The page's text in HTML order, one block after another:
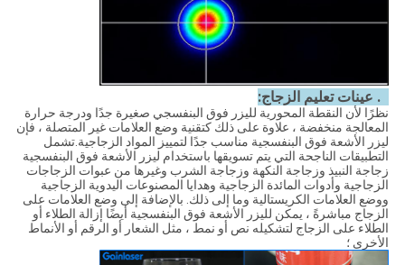
نظرًا لأن النقطة المحورية لليزر فوق البنفسجي صغيرة جدًا ودرجة حرارة
المعالجة منخفضة ، علاوة على ذلك كتقنية وضع العلامات غير المتصلة ، فإن
ليزر الأشعة فوق البنفسجية مناسب جدًا لتمييز المواد الزجاجية.تشمل
التطبيقات الناجحة التي يتم تسويقها باستخدام ليزر الأشعة فوق البنفسجية
زجاجة النبيذ وزجاجة النكهة وزجاجة الشرب وغيرها من عبوات الزجاجات
الزجاجية وأدوات المائدة الزجاجية وهدايا المصنوعات اليدوية الزجاجية
ووضع العلامات الكريستالية وما إلى ذلك. بالإضافة إلى وضع العلامات على
الزجاج مباشرةً ، يمكن لليزر الأشعة فوق البنفسجية أيضًا إزالة الطلاء أو
الطلاء على الزجاج لتشكيله نص أو نمط ، مثل الشعار أو الرقم أو الأنماط
الأخرى ؛